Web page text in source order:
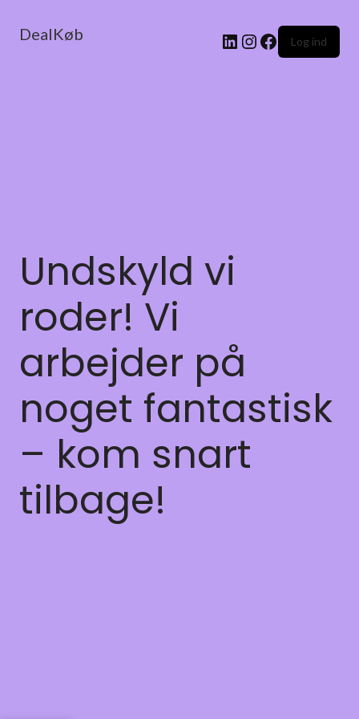
DealKøb Log ind
Undskyld vi
roder! Vi
arbejder på
noget fantastisk
– kom snart
tilbage!